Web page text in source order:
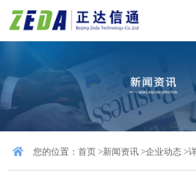
您的位置：首页 >新闻资讯 >企业动态 >